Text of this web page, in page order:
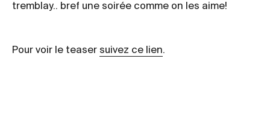
tremblay.. bref une soirée comme on les aime!
Pour voir le teaser suivez ce lien.